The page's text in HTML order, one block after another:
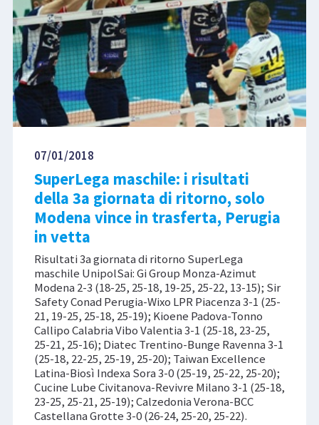
07/01/2018
SuperLega maschile: i risultati
della 3a giornata di ritorno, solo
Modena vince in trasferta, Perugia
in vetta
Risultati 3a giornata di ritorno SuperLega
maschile UnipolSai: Gi Group Monza-Azimut
Modena 2-3 (18-25, 25-18, 19-25, 25-22, 13-15); Sir
Safety Conad Perugia-Wixo LPR Piacenza 3-1 (25-
21, 19-25, 25-18, 25-19); Kioene Padova-Tonno
Callipo Calabria Vibo Valentia 3-1 (25-18, 23-25,
25-21, 25-16); Diatec Trentino-Bunge Ravenna 3-1
(25-18, 22-25, 25-19, 25-20); Taiwan Excellence
Latina-Biosì Indexa Sora 3-0 (25-19, 25-22, 25-20);
Cucine Lube Civitanova-Revivre Milano 3-1 (25-18,
23-25, 25-21, 25-19); Calzedonia Verona-BCC
Castellana Grotte 3-0 (26-24, 25-20, 25-22).